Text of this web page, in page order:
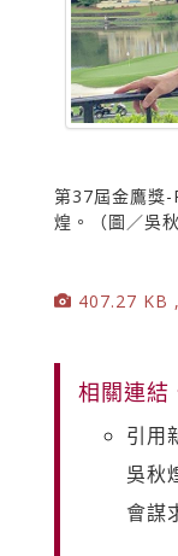
第37屆金鷹獎
煌。（圖／吳
407.27
相關連結
引用
吳秋
會謀